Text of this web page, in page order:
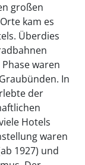
großen
kam es
Überdies
waren
In
der
Hotels
waren
1927) und